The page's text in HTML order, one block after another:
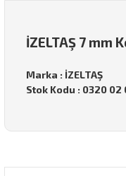
İZELTAŞ 7 mm
Marka : İZELTAŞ
Stok Kodu : 0320 02
Görüş ve önerileriniz